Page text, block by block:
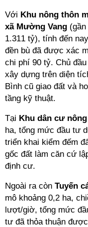
Với Khu nông thôn
xã Mường Vang
1.311 tỷ), tính đến
đền bù đã được xác
chi phí 90 tỷ. Chủ
xây dựng trên diện
Bình cũ giao đất và
tầng kỹ thuật.
Tại Khu dân cư
ha, tổng mức đầu tư
triển khai kiểm đếm
gốc đất làm căn cứ
định cư.
Ngoài ra còn Tuyến
mô khoảng 0,2 ha,
lượt/giờ, tổng mức
tư đã thỏa thuận